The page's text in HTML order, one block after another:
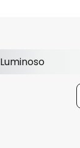
Luminoso